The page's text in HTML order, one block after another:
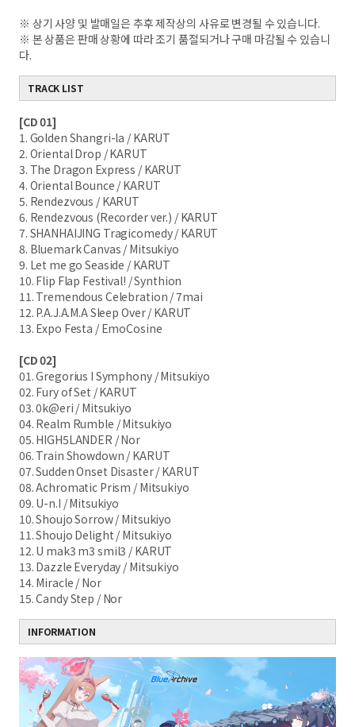
※ 상기 사양 및 발매일은 추후 제작상의 사유로 변경될 수 있습니다.
※ 본 상품은 판매 상황에 따라 조기 품절되거나 구매 마감될 수 있습니
다.
TRACK LIST
[CD 01]
1. Golden Shangri-la / KARUT
2. Oriental Drop / KARUT
3. The Dragon Express / KARUT
4. Oriental Bounce / KARUT
5. Rendezvous / KARUT
6. Rendezvous (Recorder ver.) / KARUT
7. SHANHAIJING Tragicomedy / KARUT
8. Bluemark Canvas / Mitsukiyo
9. Let me go Seaside / KARUT
10. Flip Flap Festival! / Synthion
11. Tremendous Celebration / 7mai
12. P.A.J.A.M.A Sleep Over / KARUT
13. Expo Festa / EmoCosine
[CD 02]
01. Gregorius I Symphony / Mitsukiyo
02. Fury of Set / KARUT
03. 0k@eri / Mitsukiyo
04. Realm Rumble / Mitsukiyo
05. HIGH5LANDER / Nor
06. Train Showdown / KARUT
07. Sudden Onset Disaster / KARUT
08. Achromatic Prism / Mitsukiyo
09. U-n.I / Mitsukiyo
10. Shoujo Sorrow / Mitsukiyo
11. Shoujo Delight / Mitsukiyo
12. U mak3 m3 smil3 / KARUT
13. Dazzle Everyday / Mitsukiyo
14. Miracle / Nor
15. Candy Step / Nor
INFORMATION